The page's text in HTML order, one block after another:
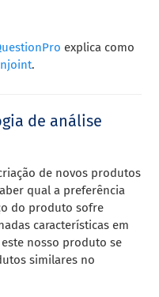
explica como
.
de análise
de novos produtos
qual a preferência
do produto sofre
características em
nosso produto se
similares no